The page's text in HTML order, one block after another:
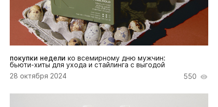
покупки недели ко всемирному дню мужчин:
бьюти-хиты для ухода и стайлинга с выгодой
28 октября 2024
550